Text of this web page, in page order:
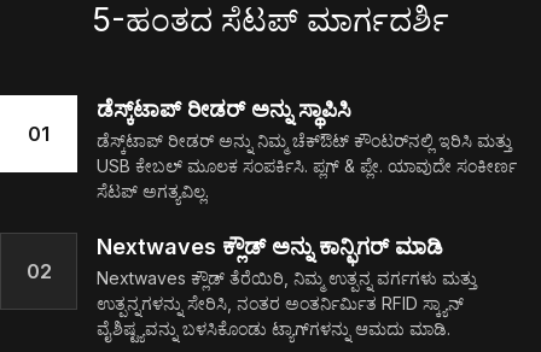
5-ಹಂತದ ಸೆಟಪ್ ಮಾರ್ಗದರ್ಶಿ
01
ಡೆಸ್ಕ್‌ಟಾಪ್ ರೀಡರ್ ಅನ್ನು ಸ್ಥಾಪಿಸಿ
ಡೆಸ್ಕ್‌ಟಾಪ್ ರೀಡರ್ ಅನ್ನು ನಿಮ್ಮ ಚೆಕ್‌ಔಟ್ ಕೌಂಟರ್‌ನಲ್ಲಿ ಇರಿಸಿ ಮತ್ತು
USB ಕೇಬಲ್ ಮೂಲಕ ಸಂಪರ್ಕಿಸಿ. ಪ್ಲಗ್ & ಪ್ಲೇ. ಯಾವುದೇ ಸಂಕೀರ್ಣ
ಸೆಟಪ್ ಅಗತ್ಯವಿಲ್ಲ.
02
Nextwaves ಕ್ಲೌಡ್ ಅನ್ನು ಕಾನ್ಫಿಗರ್ ಮಾಡಿ
Nextwaves ಕ್ಲೌಡ್ ತೆರೆಯಿರಿ, ನಿಮ್ಮ ಉತ್ಪನ್ನ ವರ್ಗಗಳು ಮತ್ತು
ಉತ್ಪನ್ನಗಳನ್ನು ಸೇರಿಸಿ, ನಂತರ ಅಂತರ್ನಿರ್ಮಿತ RFID ಸ್ಕ್ಯಾನ್
ವೈಶಿಷ್ಟ್ಯವನ್ನು ಬಳಸಿಕೊಂಡು ಟ್ಯಾಗ್‌ಗಳನ್ನು ಆಮದು ಮಾಡಿ.